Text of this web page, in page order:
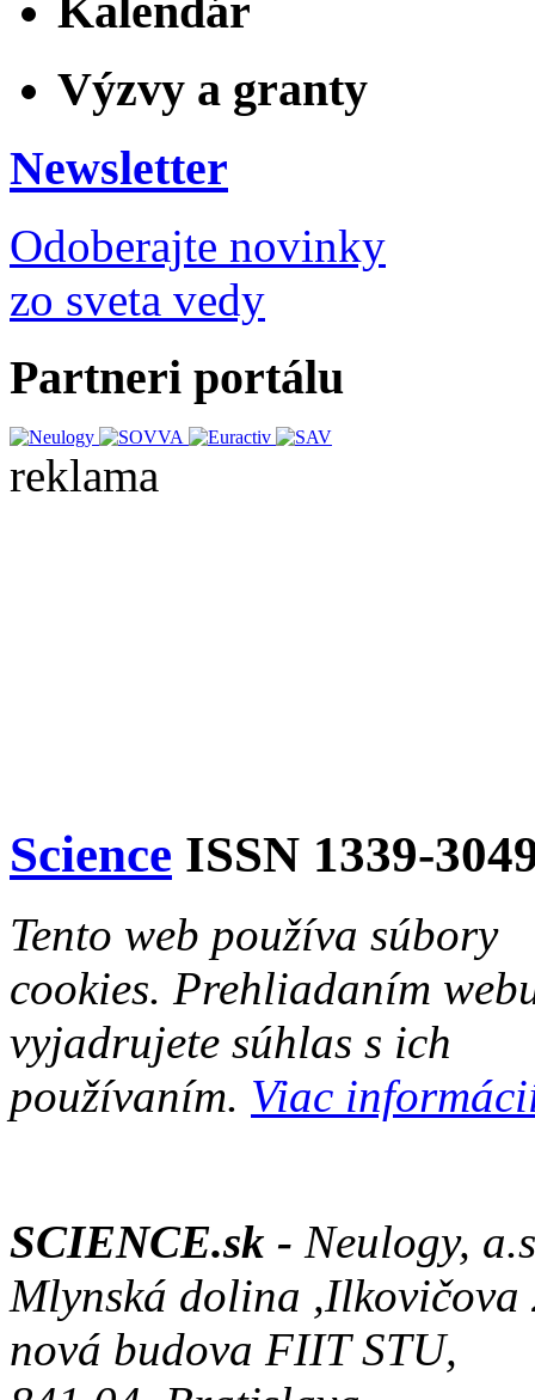
Kalendár
Výzvy a granty
Newsletter
Odoberajte novinky
zo sveta vedy
Partneri portálu
reklama
Science ISSN 1339-
Tento web používa súbory
cookies. Prehliadaním
vyjadrujete súhlas s ich
používaním. Viac
SCIENCE.sk - Neulogy,
Mlynská dolina ,Ilkovičova
nová budova FIIT STU,